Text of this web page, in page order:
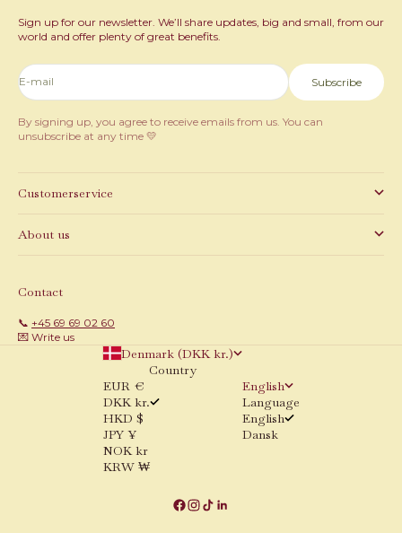
Sign up for our newsletter. We’ll share updates, big and small, from our
world and offer plenty of great benefits.
E-mail Subscribe
By signing up, you agree to receive emails from us. You can
unsubscribe at any time 💛
Customerservice
About us
Contact
📞 +45 69 69 02 60
💌 Write us
Denmark (DKK kr.)
Country
EUR €
DKK kr.
HKD $
JPY ¥
NOK kr
KRW ₩
English
Language
English
Dansk